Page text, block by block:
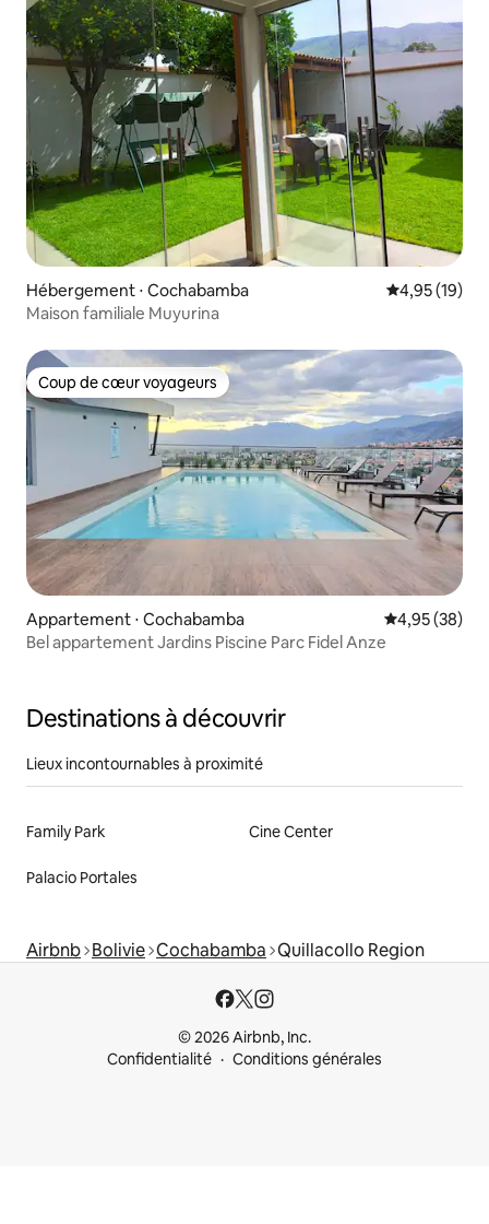
Hébergement ⋅ Cochabamba Évaluation
4,95 (19)
Maison familiale Muyurina
Coup de cœur voyageurs
Coup de cœur voyageurs
Appartement ⋅ Cochabamba Évaluation
4,95 (38)
Bel appartement Jardins Piscine Parc Fidel Anze
Destinations à découvrir
Lieux incontournables à proximité
Family Park Cine Center
Palacio Portales
Airbnb Bolivie Cochabamba Quillacollo Region
© 2026 Airbnb, Inc.
Confidentialité
Conditions générales